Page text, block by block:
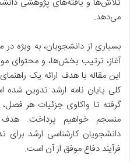
می‌دهد.
بسیاری از دانشجویان، به ویژه در
آغاز، ترتیب بخش‌ها، و محتوای
این مقاله با هدف ارائه یک
کلی پایان نامه ارشد تدوین
گرفته تا واکاوی جزئیات هر
منسجم خواهیم پرداخت. هدف
دانشجویان کارشناسی ارشد برای
فرآیند دفاع موفق از آن است.